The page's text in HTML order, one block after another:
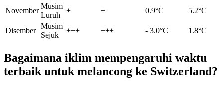
November
Musim
Luruh
+ + 0.9°C 5.2°C
Disember
Musim
Sejuk
+++ +++ - 3.0°C 1.8°C
Bagaimana iklim mempengaruhi waktu
terbaik untuk melancong ke Switzerland?